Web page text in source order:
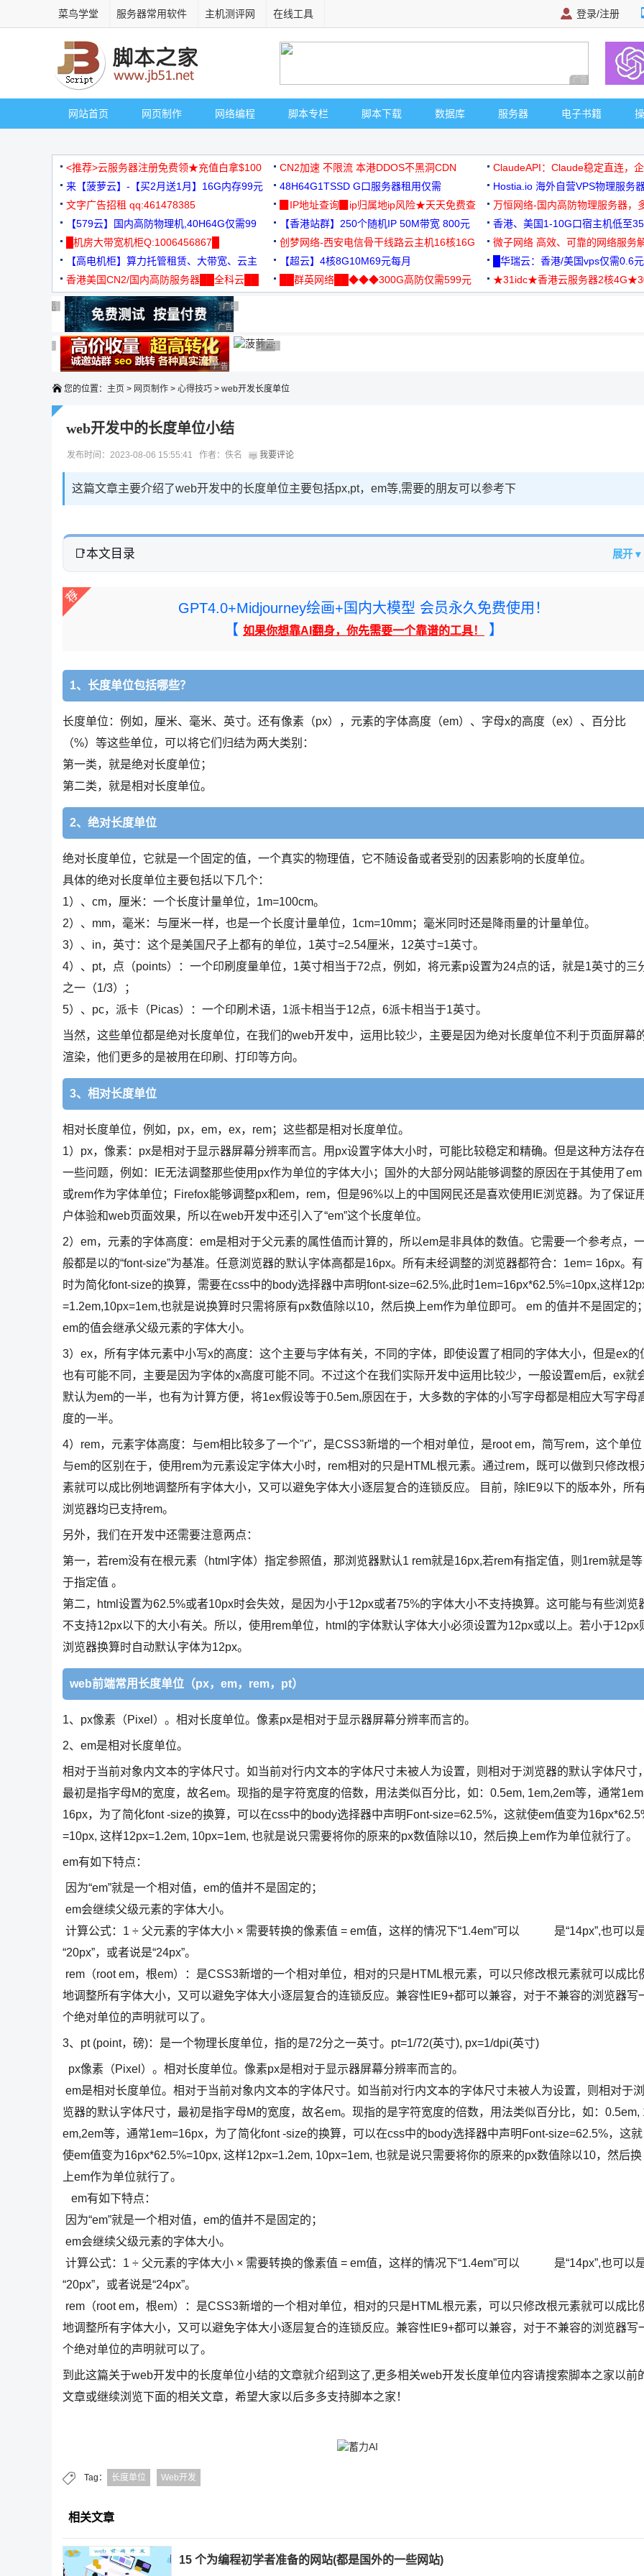
菜鸟学堂 服务器常用软件 主机测评网 在线工具 登录/注册
广告 商业广告，理性
网站首页 网页制作 网络编程 脚本专栏 脚本下载 数据库 服务器 电子书籍
<推荐>云服务器注册免费领★充值白拿$100 CN2加速 不限流 本港DDOS不黑洞CDN ClaudeAPI：Claude稳定直连，
来【菠萝云】-【买2月送1月】16G内存99元
48H64G1TSSD G口服务器租用仅需
3000+可免费测试
Hostia.io 海外自营VPS物理服务
文字广告招租 qq:461478385
▉IP地址查询▉ip归属地ip风险★天天免费查
万恒网络-国内高防物理服务器，
99元/月起
【579云】国内高防物理机,40H64G仅需99
元
【香港站群】250个随机IP 50M带宽 800元 香港、美国1-10G口宿主机低至
█机房大带宽机柜Q:1006456867█
创梦网络-西安电信骨干线路云主机16核16G
88元/月
微子网络 高效、可靠的网络服务
【高电机柜】算力托管租赁、大带宽、云主
机
【超云】4核8G10M69元每月 █华瑞云：香港/美国vps仅需0.6元
香港美国CN2/国内高防服务器██全科云██
██群英网络██◆◆◆300G高防仅需599元
★31idc★香港云服务器2核
广告 商业广告，理性选择
广告 商业广告，理性选择
广告 商业广告，理性选择
广告 商业广告，理性选择
广告 商业广告，理性选择
广告 商业广告，理性选择
广告 商业广告，理性选择
广告 商业广告，理性选择
广告 商业广告，理性选择
广告 商业广告，理性选择
您的位置： 主页 > 网页制作 > 心得技巧 > web开发长度单位
web开发中的长度单位小结
发布时间：2023-08-06 15:55:41 作者：佚名 我要评论
这篇文章主要介绍了web开发中的长度单位主要包括px,pt，em等,需要的朋友可以参考下
本文目录 展开 ▾
GPT4.0+Midjourney绘画+国内大模型 会员永久免费使用！
【 如果你想靠AI翻身，你先需要一个靠谱的工具！ 】
1、长度单位包括哪些？
长度单位：例如，厘米、毫米、英寸。还有像素（px），元素的字体高度（em）、字母x的高度（ex）、百分比
（%）等这些单位，可以将它们归结为两大类别：
第一类，就是绝对长度单位；
第二类，就是相对长度单位。
2、绝对长度单位
绝对长度单位，它就是一个固定的值，一个真实的物理值，它不随设备或者受别的因素影响的长度单位。
具体的绝对长度单位主要包括以下几个：
1）、cm，厘米：一个长度计量单位，1m=100cm。
2）、mm，毫米：与厘米一样，也是一个长度计量单位，1cm=10mm；毫米同时还是降雨量的计量单位。
3）、in，英寸：这个是美国尺子上都有的单位，1英寸=2.54厘米，12英寸=1英寸。
4）、pt，点（points）：一个印刷度量单位，1英寸相当于72点，例如，将元素p设置为24点的话，就是1英寸的三
之一（1/3）；
5）、pc，派卡（Picas）：一个印刷术语，1派卡相当于12点，6派卡相当于1英寸。
当然，这些单位都是绝对长度单位，在我们的web开发中，运用比较少，主要是因为绝对长度单位不利于页面屏幕
渲染，他们更多的是被用在印刷、打印等方向。
3、相对长度单位
相对长度单位，例如，px，em，ex，rem；这些都是相对长度单位。
1）px，像素：px是相对于显示器屏幕分辨率而言。用px设置字体大小时，可能比较稳定和精确。但是这种方法存
一些问题，例如：IE无法调整那些使用px作为单位的字体大小；国外的大部分网站能够调整的原因在于其使用了em
或rem作为字体单位；Firefox能够调整px和em，rem，但是96%以上的中国网民还是喜欢使用IE浏览器。为了保证用
户体验和web页面效果，所以在web开发中还引入了“em”这个长度单位。
2）em，元素的字体高度：em是相对于父元素的属性值而计算的，所以em是非具体的数值。它需要一个参考点，
般都是以的“font-size”为基准。任意浏览器的默认字体高都是16px。所有未经调整的浏览器都符合：1em= 16px。有
时为简化font-size的换算，需要在css中的body选择器中声明font-size=62.5%,此时1em=16px*62.5%=10px,这样
=1.2em,10px=1em,也就是说换算时只需将原有px数值除以10，然后换上em作为单位即可。 em 的值并不是固定的；
em的值会继承父级元素的字体大小。
3）ex，所有字体元素中小写x的高度：这个主要与字体有关，不同的字体，即使设置了相同的字体大小，但是ex的
也有可能不同，主要是因为字体的x高度可能不同。不过这个在我们实际开发中运用比较少，一般设置em后，ex就
默认为em的一半，也有为计算方便，将1ex假设等于0.5em,原因在于，大多数的字体的小写字母都是相应大写字母
度的一半。
4）rem，元素字体高度：与em相比较多了一个"r"，是CSS3新增的一个相对单位，是root em，简写rem，这个单位
与em的区别在于，使用rem为元素设定字体大小时，rem相对的只是HTML根元素。通过rem，既可以做到只修改根
素就可以成比例地调整所有字体大小，又可以避免字体大小逐层复合的连锁反应。 目前，除IE9以下的版本外，所
浏览器均已支持rem。
另外，我们在开发中还需要注意两点：
第一，若rem没有在根元素（html字体）指定参照值，那浏览器默认1 rem就是16px,若rem有指定值，则1rem就是等
于指定值 。
第二，html设置为62.5%或者10px时会失效，是因为小于12px或者75%的字体大小不支持换算。这可能与有些浏览
不支持12px以下的大小有关。所以，使用rem单位，html的字体默认字体大小必须设置为12px或以上。若小于12px
浏览器换算时自动默认字体为12px。
web前端常用长度单位（px，em，rem，pt）
1、px像素（Pixel）。相对长度单位。像素px是相对于显示器屏幕分辨率而言的。
2、em是相对长度单位。
相对于当前对象内文本的字体尺寸。如当前对行内文本的字体尺寸未被人为设置，则相对于浏览器的默认字体尺寸，
最初是指字母M的宽度，故名em。现指的是字符宽度的倍数，用法类似百分比，如：0.5em, 1em,2em等，通常
16px，为了简化font -size的换算，可以在css中的body选择器中声明Font-size=62.5%，这就使em值变为
=10px, 这样12px=1.2em, 10px=1em, 也就是说只需要将你的原来的px数值除以10，然后换上em作为单位就行了。
em有如下特点：
因为“em”就是一个相对值，em的值并不是固定的；
em会继续父级元素的字体大小。
计算公式：1 ÷ 父元素的字体大小 × 需要转换的像素值 = em值，这样的情况下“1.4em”可以 是“14px”,也可以
“20px”，或者说是“24px”。
rem（root em，根em）：是CSS3新增的一个相对单位，相对的只是HTML根元素，可以只修改根元素就可以成比
地调整所有字体大小，又可以避免字体大小逐层复合的连锁反应。兼容性IE9+都可以兼容，对于不兼容的浏览器写
个绝对单位的声明就可以了。
3、pt (point，磅)：是一个物理长度单位，指的是72分之一英寸。pt=1/72(英寸), px=1/dpi(英寸)
px像素（Pixel）。相对长度单位。像素px是相对于显示器屏幕分辨率而言的。
em是相对长度单位。相对于当前对象内文本的字体尺寸。如当前对行内文本的字体尺寸未被人为设置，则相对于浏
览器的默认字体尺寸，最初是指字母M的宽度，故名em。现指的是字符宽度的倍数，用法类似百分比，如：0.5em,
em,2em等，通常1em=16px，为了简化font -size的换算，可以在css中的body选择器中声明Font-size=62.5%，这就
使em值变为16px*62.5%=10px, 这样12px=1.2em, 10px=1em, 也就是说只需要将你的原来的px数值除以10，然后换
上em作为单位就行了。
em有如下特点：
因为“em”就是一个相对值，em的值并不是固定的；
em会继续父级元素的字体大小。
计算公式：1 ÷ 父元素的字体大小 × 需要转换的像素值 = em值，这样的情况下“1.4em”可以 是“14px”,也可以
“20px”，或者说是“24px”。
rem（root em，根em）：是CSS3新增的一个相对单位，相对的只是HTML根元素，可以只修改根元素就可以成比
地调整所有字体大小，又可以避免字体大小逐层复合的连锁反应。兼容性IE9+都可以兼容，对于不兼容的浏览器写
个绝对单位的声明就可以了。
到此这篇关于web开发中的长度单位小结的文章就介绍到这了,更多相关web开发长度单位内容请搜索脚本之家以前
文章或继续浏览下面的相关文章，希望大家以后多多支持脚本之家！
Tag： 长度单位 Web开发
相关文章
15 个为编程初学者准备的网站(都是国外的一些网站)